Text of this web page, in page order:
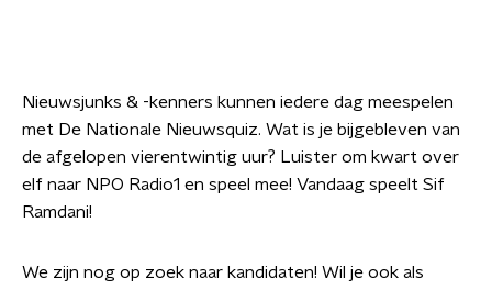
Nieuwsjunks & -kenners kunnen iedere dag meespelen
met De Nationale Nieuwsquiz. Wat is je bijgebleven van
de afgelopen vierentwintig uur? Luister om kwart over
elf naar NPO Radio1 en speel mee! Vandaag speelt Sif
Ramdani!
We zijn nog op zoek naar kandidaten! Wil je ook als